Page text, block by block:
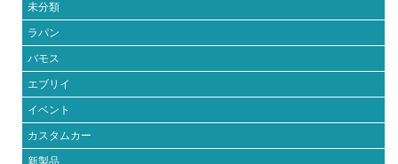
未分類
ラパン
バモス
エブリイ
イベント
カスタムカー